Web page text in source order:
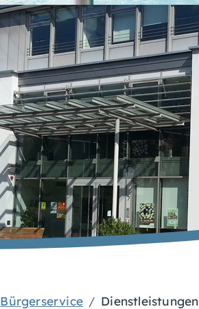
Bürgerservice Dienstleistungen